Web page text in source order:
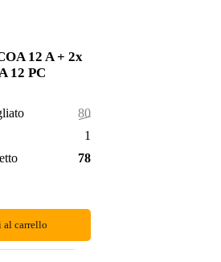
12 A + 2x
12 PC
802,00 €
17,00 €
785,00 €
carrello